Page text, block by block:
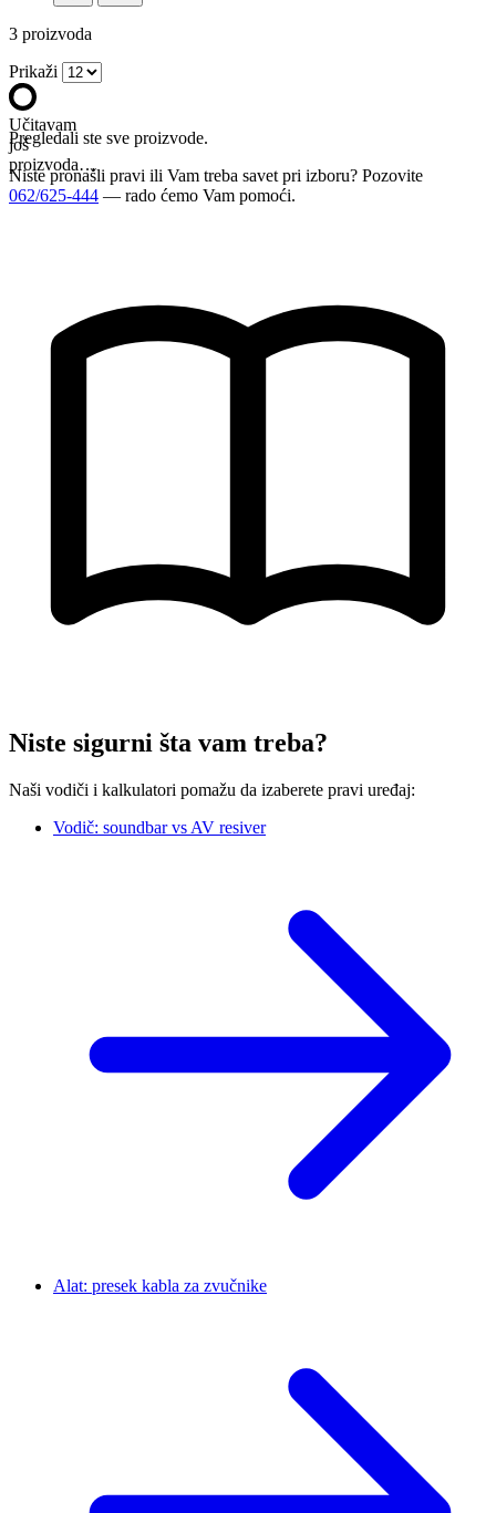
3 proizvoda
Prikaži
Učitavam
još
proizvoda…
Pregledali ste sve proizvode.
Niste pronašli pravi ili Vam treba savet pri izboru? Pozovite
062/625-444 — rado ćemo Vam pomoći.
Niste sigurni šta vam treba?
Naši vodiči i kalkulatori pomažu da izaberete pravi uređaj:
Vodič: soundbar vs AV resiver
Alat: presek kabla za zvučnike